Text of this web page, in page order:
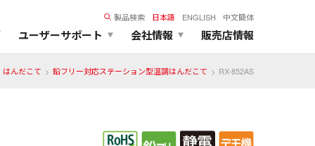
製品検索 日本語 ENGLISH 中文簡体
ユーザーサポート 会社情報 販売店情報
はんだこて 鉛フリー対応ステーション型温調はんだこて RX-852AS